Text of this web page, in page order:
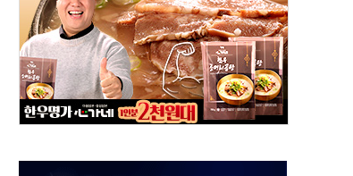
친 정청래…제주 연설서 신경전 고조
…與 "적극 환영"·野 "졸속 국정"
일까지 최대 3.5m 높은 물결
…정부, 비상대응기구 가동
징도 부동산 규제 철폐
…페르세우스 유성우 관측